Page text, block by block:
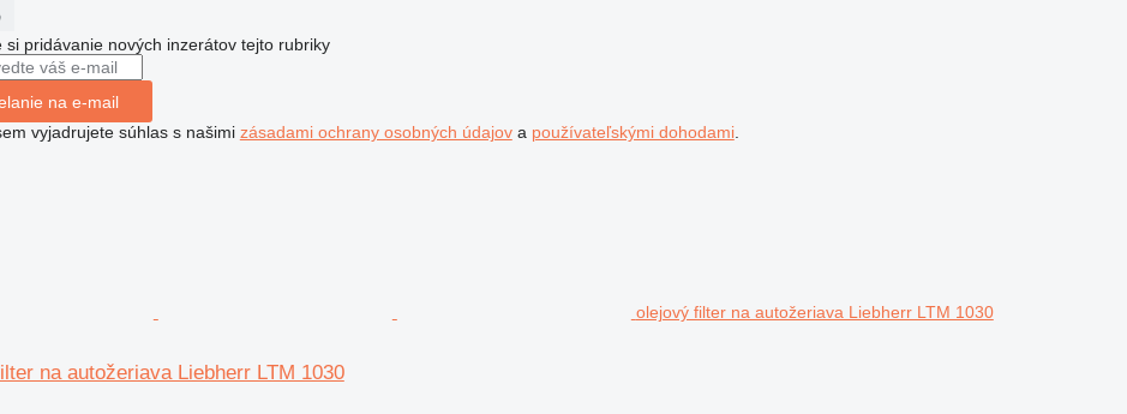
si pridávanie nových inzerátov tejto rubriky
na e-mail
vyjadrujete súhlas s našimi zásadami ochrany osobných údajova používateľskými dohodami.
olejový filter na autožeriava Liebherr LTM 1030
na autožeriava Liebherr LTM 1030